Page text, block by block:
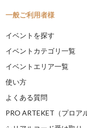
一般ご利用者様
イベントを探す
イベントカテゴリ一覧
イベントエリア一覧
使い方
よくある質問
PRO ARTEKET（プロア